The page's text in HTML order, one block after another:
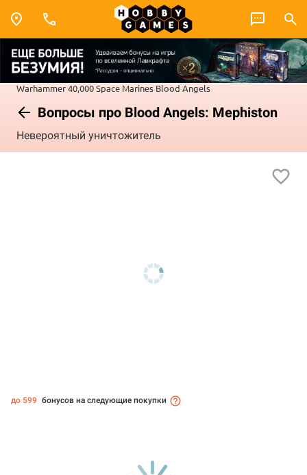
Warhammer 40,000Space Marines Blood Angels
Вопросы про Blood Angels: Mephiston
Невероятный уничтожитель
до 599 бонусов на следующие покупки